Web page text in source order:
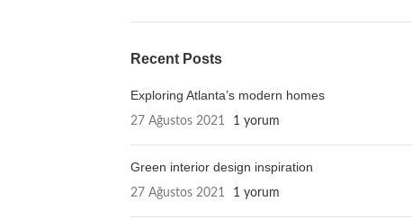
Recent Posts
Exploring Atlanta’s modern homes
27 Ağustos 2021 1 yorum
Green interior design inspiration
27 Ağustos 2021 1 yorum